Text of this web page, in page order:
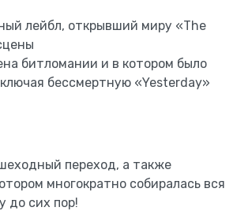
лейбл, открывший миру «The
битломании и в котором было
бессмертную «Yesterday»
переход, а также
многократно собиралась вся
до сих пор!